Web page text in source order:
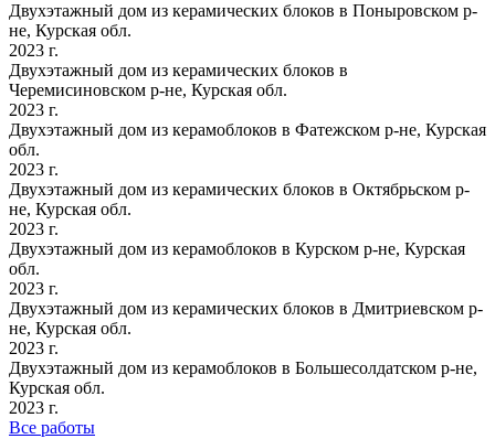
Двухэтажный дом из керамических блоков в Поныровском р-
не, Курская обл.
2023 г.
Двухэтажный дом из керамических блоков в
Черемисиновском р-не, Курская обл.
2023 г.
Двухэтажный дом из керамоблоков в Фатежском р-не, Курская
обл.
2023 г.
Двухэтажный дом из керамических блоков в Октябрьском р-
не, Курская обл.
2023 г.
Двухэтажный дом из керамоблоков в Курском р-не, Курская
обл.
2023 г.
Двухэтажный дом из керамических блоков в Дмитриевском р-
не, Курская обл.
2023 г.
Двухэтажный дом из керамоблоков в Большесолдатском р-не,
Курская обл.
2023 г.
Все работы